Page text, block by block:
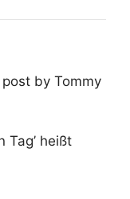
post by Tommy
Tag’ heißt